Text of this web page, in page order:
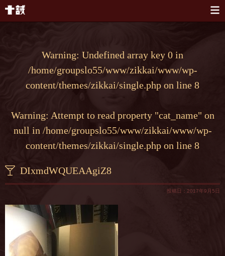
Warning: Undefined array key 0 in
/home/groupslo55/www/zikkai/www/wp-
content/themes/zikkai/single.php on line 8
Warning: Attempt to read property "cat_name" on
null in /home/groupslo55/www/zikkai/www/wp-
content/themes/zikkai/single.php on line 8
DIxmdWQUEAAgiZ8
投稿日：2017年9月5日